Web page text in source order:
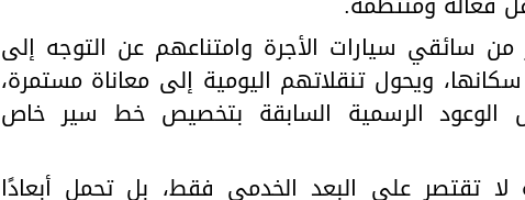
سائقي سيارات الأجرة وامتناعهم عن التوجه إلى
ويحول تنقلاتهم اليومية إلى معاناة مستمرة،
الوعود الرسمية السابقة بتخصيص خط سير خاص
تقتصر على البعد الخدمي فقط، بل تحمل أبعادًا